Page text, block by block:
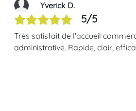
Yverick D.
5/5
Très satisfait de l'accueil
administrative. Rapide, clair,